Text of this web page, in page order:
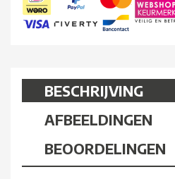
BESCHRIJVING
AFBEELDINGEN
BEOORDELINGEN